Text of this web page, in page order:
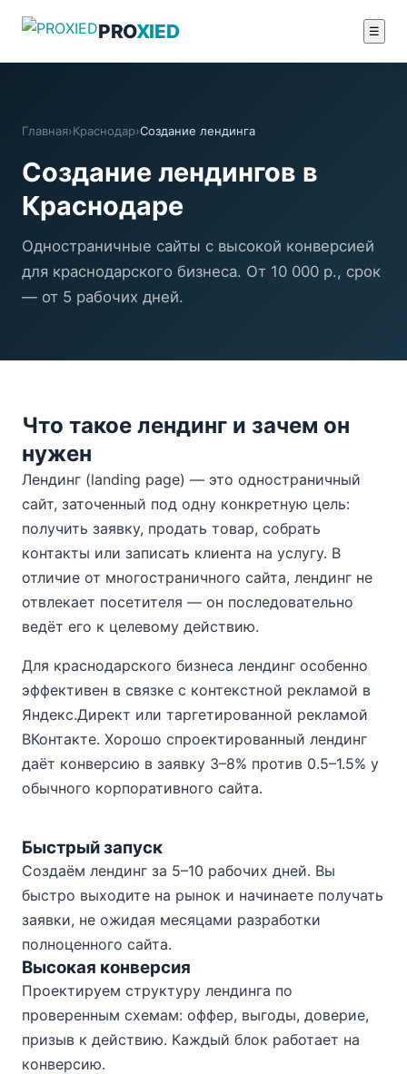
PROXIED ☰
Главная›Краснодар›Создание лендинга
Создание лендингов в
Краснодаре
Одностраничные сайты с высокой конверсией
для краснодарского бизнеса. От 10 000 р., срок
— от 5 рабочих дней.
Что такое лендинг и зачем он
нужен
Лендинг (landing page) — это одностраничный
сайт, заточенный под одну конкретную цель:
получить заявку, продать товар, собрать
контакты или записать клиента на услугу. В
отличие от многостраничного сайта, лендинг не
отвлекает посетителя — он последовательно
ведёт его к целевому действию.
Для краснодарского бизнеса лендинг особенно
эффективен в связке с контекстной рекламой в
Яндекс.Директ или таргетированной рекламой
ВКонтакте. Хорошо спроектированный лендинг
даёт конверсию в заявку 3–8% против 0.5–1.5% у
обычного корпоративного сайта.
Быстрый запуск
Создаём лендинг за 5–10 рабочих дней. Вы
быстро выходите на рынок и начинаете получать
заявки, не ожидая месяцами разработки
полноценного сайта.
Высокая конверсия
Проектируем структуру лендинга по
проверенным схемам: оффер, выгоды, доверие,
призыв к действию. Каждый блок работает на
конверсию.